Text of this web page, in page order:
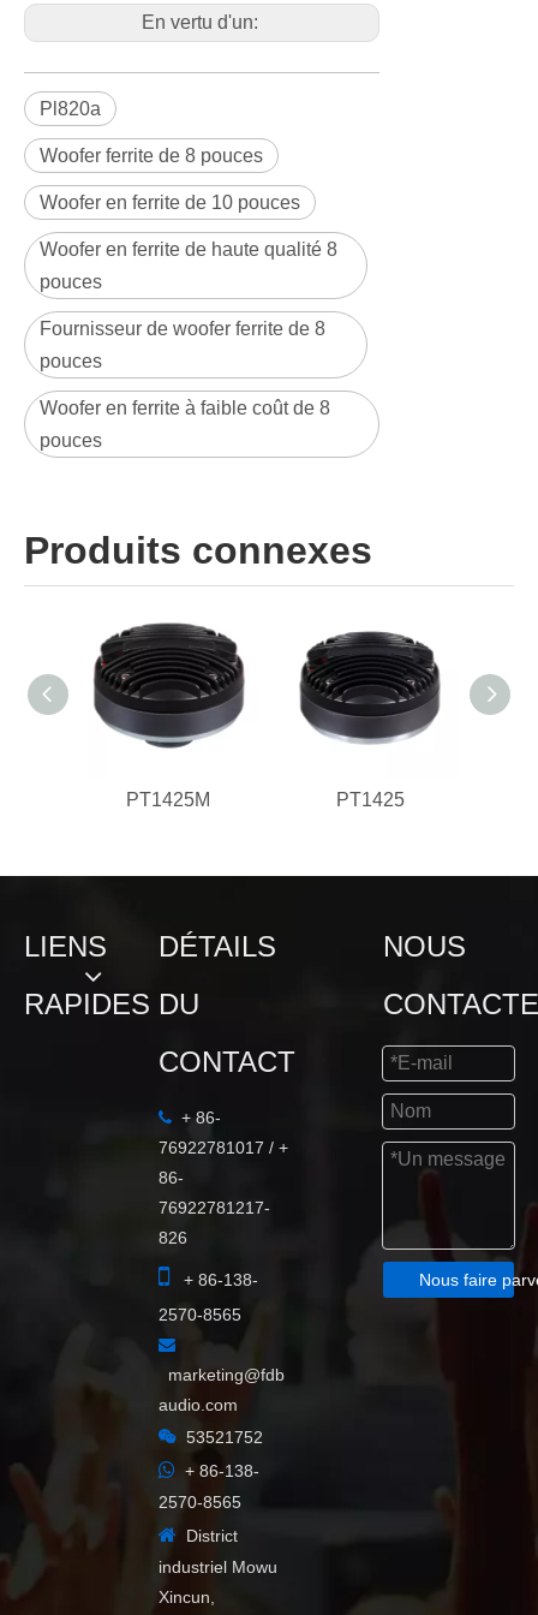
BL
Mms
21.4 gras
Equivalent CAS
Air Charge
Aval
Zone de piston
effective
Dakota
du Sud
0.022 m2
Max. Excursion
(mathématique)
Crevé
Inductance
vocale de la
coiffe @ 1kHz
Le
0.7 mh
Informations de
Diamètre global
Diamètre du
cercle de boulon
Diamètre
Profondeur
globale:
100 mm
En vertu d'un:
Pl820a
Woofer ferrite de 8 pouces
Woofer en ferrite de 10 pouces
Woofer en ferrite de haute qualité 8
pouces
Fournisseur de woofer ferrite de 8
pouces
Woofer en ferrite à faible coût de 8
pouces
Produits connexes
PT1425M PT1425
LIENS
RAPIDES
DÉTAILS
DU
CONTACT
 + 86-
76922781017 / +
86-
76922781217-
826

+ 86-138-
2570-8565

marketing@fdb
audio.com
 53521752
 + 86-138-
2570-8565
 District
industriel Mowu
Xincun,
NOUS
Nous faire